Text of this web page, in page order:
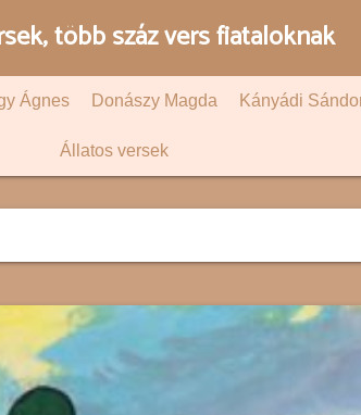
több száz vers fiataloknak
Ágnes Donászy Magda Kányádi
Állatos versek